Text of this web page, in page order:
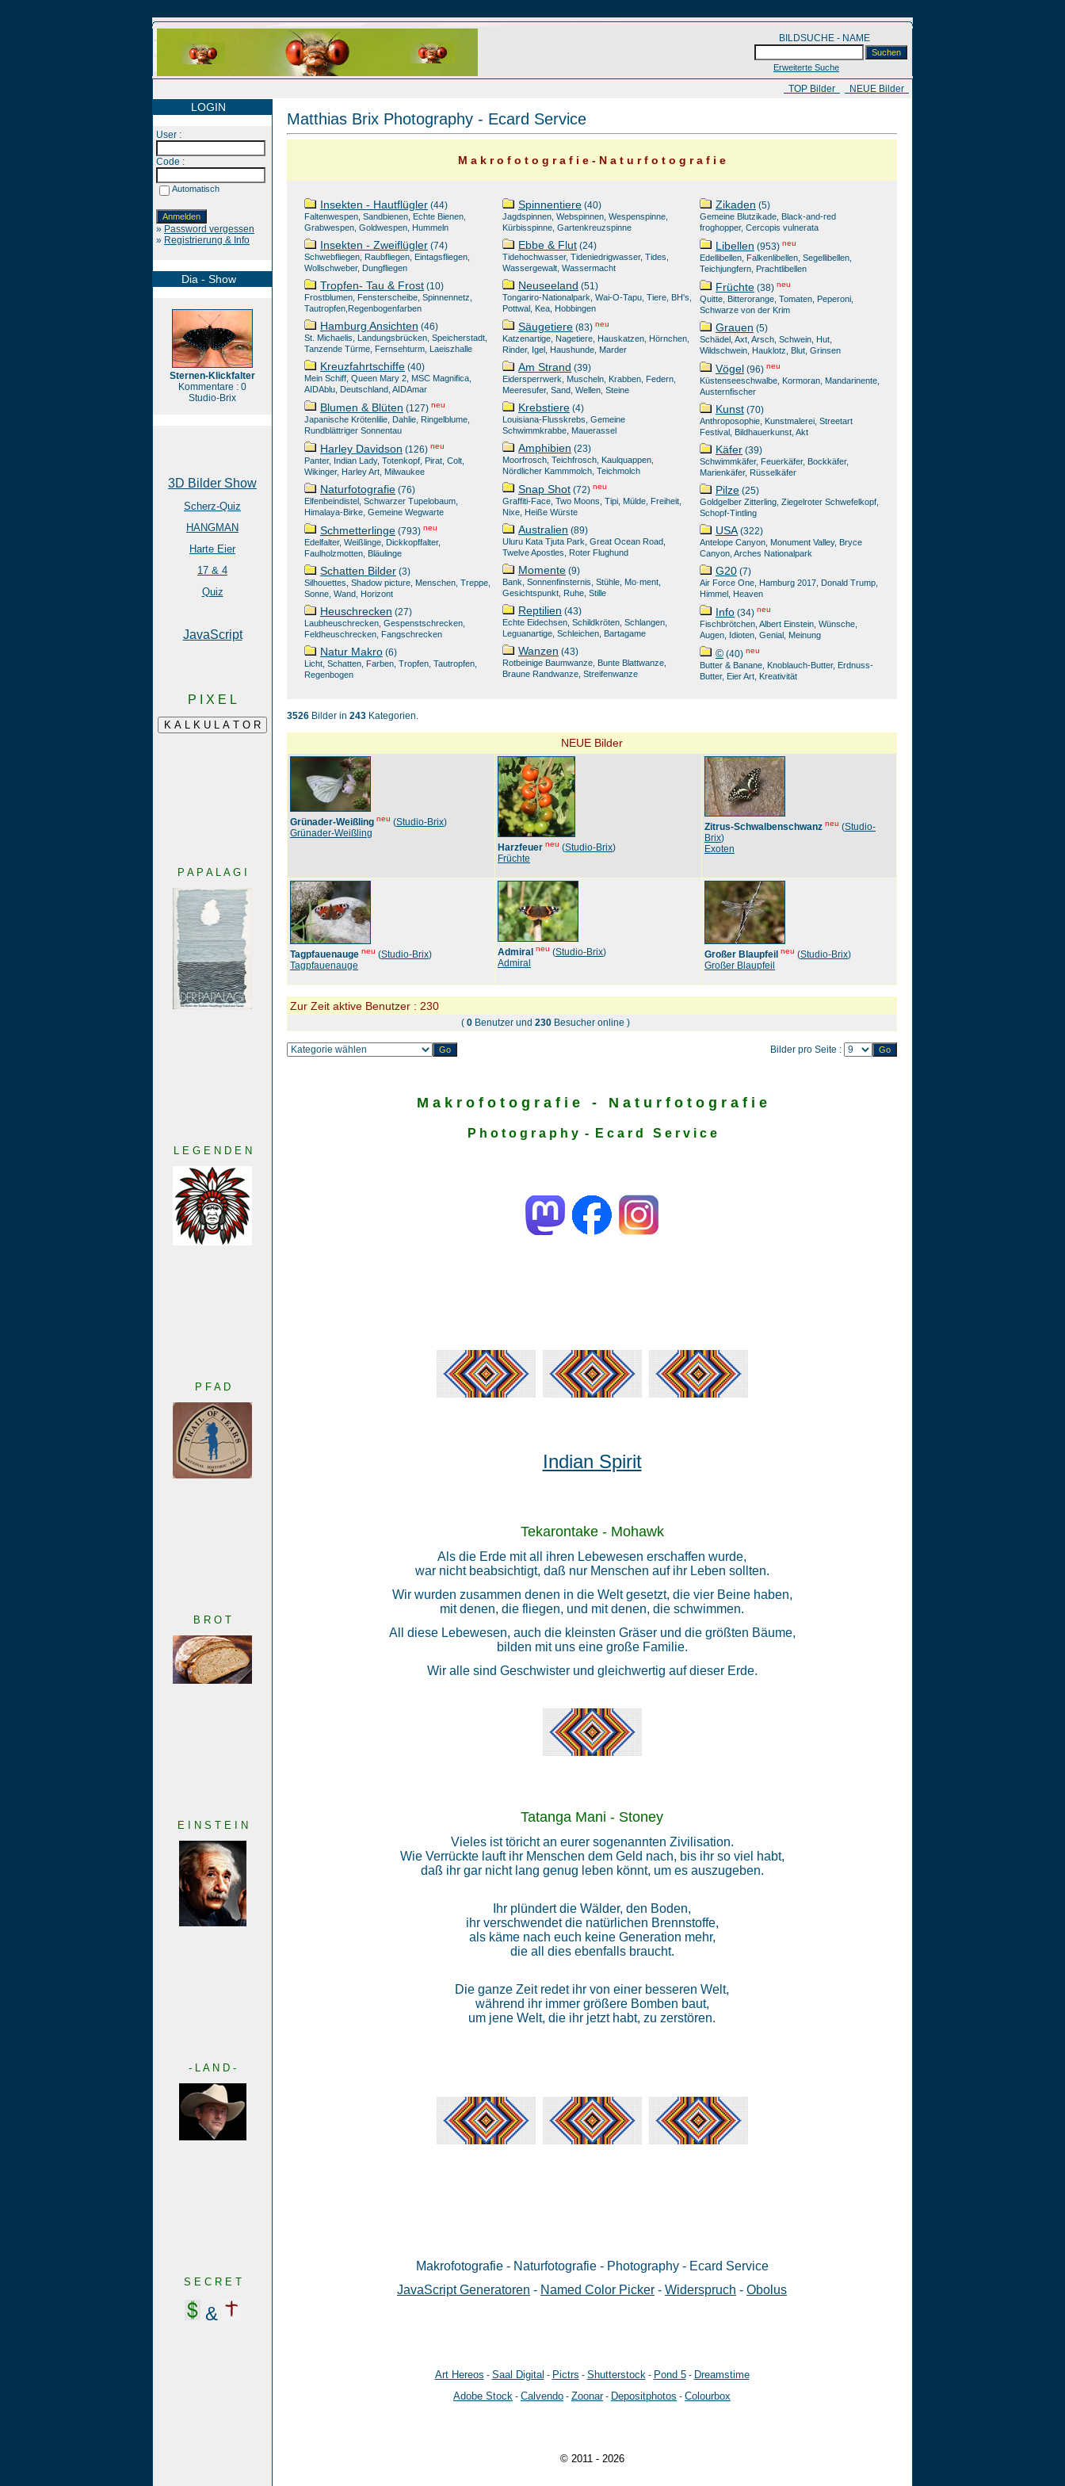
BILDSUCHE - NAME
Erweiterte Suche
​ TOP Bilder NEUE Bilder
LOGIN
User :
Code :
Automatisch
» Password vergessen
» Registrierung & Info
Dia - Show
Sternen-Klickfalter
Kommentare : 0
Studio-Brix
3D Bilder Show
Scherz-Quiz
HANGMAN
Harte Eier
17 & 4
Quiz
JavaScript
P I X E L
P A P A L A G I
L E G E N D E N
P F A D
B R O T
E I N S T E I N
- L A N D -
S E C R E T
&
Matthias Brix Photography - Ecard Service
M a k r o f o t o g r a f i e - N a t u r f o t o g r a f i e
Insekten - Hautflügler (44)
Faltenwespen, Sandbienen, Echte Bienen,
Grabwespen, Goldwespen, Hummeln
Insekten - Zweiflügler (74)
Schwebfliegen, Raubfliegen, Eintagsfliegen,
Wollschweber, Dungfliegen
Tropfen- Tau & Frost (10)
Frostblumen, Fensterscheibe, Spinnennetz,
Tautropfen,Regenbogenfarben
Hamburg Ansichten (46)
St. Michaelis, Landungsbrücken, Speicherstadt,
Tanzende Türme, Fernsehturm, Laeiszhalle
Kreuzfahrtschiffe (40)
Mein Schiff, Queen Mary 2, MSC Magnifica,
AIDAblu, Deutschland, AIDAmar
Blumen & Blüten (127) neu
Japanische Krötenlilie, Dahlie, Ringelblume,
Rundblättriger Sonnentau
Harley Davidson (126) neu
Panter, Indian Lady, Totenkopf, Pirat, Colt,
Wikinger, Harley Art, Milwaukee
Naturfotografie (76)
Elfenbeindistel, Schwarzer Tupelobaum,
Himalaya-Birke, Gemeine Wegwarte
Schmetterlinge (793) neu
Edelfalter, Weißlinge, Dickkopffalter,
Faulholzmotten, Bläulinge
Schatten Bilder (3)
Silhouettes, Shadow picture, Menschen, Treppe,
Sonne, Wand, Horizont
Heuschrecken (27)
Laubheuschrecken, Gespenstschrecken,
Feldheuschrecken, Fangschrecken
Natur Makro (6)
Licht, Schatten, Farben, Tropfen, Tautropfen,
Regenbogen
Spinnentiere (40)
Jagdspinnen, Webspinnen, Wespenspinne,
Kürbisspinne, Gartenkreuzspinne
Ebbe & Flut (24)
Tidehochwasser, Tideniedrigwasser, Tides,
Wassergewalt, Wassermacht
Neuseeland (51)
Tongariro-Nationalpark, Wai-O-Tapu, Tiere, BH's,
Pottwal, Kea, Hobbingen
Säugetiere (83) neu
Katzenartige, Nagetiere, Hauskatzen, Hörnchen,
Rinder, Igel, Haushunde, Marder
Am Strand (39)
Eidersperrwerk, Muscheln, Krabben, Federn,
Meeresufer, Sand, Wellen, Steine
Krebstiere (4)
Louisiana-Flusskrebs, Gemeine
Schwimmkrabbe, Mauerassel
Amphibien (23)
Moorfrosch, Teichfrosch, Kaulquappen,
Nördlicher Kammmolch, Teichmolch
Snap Shot (72) neu
Graffiti-Face, Two Moons, Tipi, Mülde, Freiheit,
Nixe, Heiße Würste
Australien (89)
Uluru Kata Tjuta Park, Great Ocean Road,
Twelve Apostles, Roter Flughund
Momente (9)
Bank, Sonnenfinsternis, Stühle, Mo·ment,
Gesichtspunkt, Ruhe, Stille
Reptilien (43)
Echte Eidechsen, Schildkröten, Schlangen,
Leguanartige, Schleichen, Bartagame
Wanzen (43)
Rotbeinige Baumwanze, Bunte Blattwanze,
Braune Randwanze, Streifenwanze
Zikaden (5)
Gemeine Blutzikade, Black-and-red
froghopper, Cercopis vulnerata
Libellen (953) neu
Edellibellen, Falkenlibellen, Segellibellen,
Teichjungfern, Prachtlibellen
Früchte (38) neu
Quitte, Bitterorange, Tomaten, Peperoni,
Schwarze von der Krim
Grauen (5)
Schädel, Axt, Arsch, Schwein, Hut,
Wildschwein, Hauklotz, Blut, Grinsen
Vögel (96) neu
Küstenseeschwalbe, Kormoran, Mandarinente,
Austernfischer
Kunst (70)
Anthroposophie, Kunstmalerei, Streetart
Festival, Bildhauerkunst, Akt
Käfer (39)
Schwimmkäfer, Feuerkäfer, Bockkäfer,
Marienkäfer, Rüsselkäfer
Pilze (25)
Goldgelber Zitterling, Ziegelroter Schwefelkopf,
Schopf-Tintling
USA(322)
Antelope Canyon, Monument Valley, Bryce
Canyon, Arches Nationalpark
G20 (7)
Air Force One, Hamburg 2017, Donald Trump,
Himmel, Heaven
Info (34) neu
Fischbrötchen, Albert Einstein, Wünsche,
Augen, Idioten, Genial, Meinung
© (40) neu
Butter & Banane, Knoblauch-Butter, Erdnuss-
Butter, Eier Art, Kreativität
3526 Bilder in 243 Kategorien.
NEUE Bilder
Grünader-Weißling neu (Studio-Brix)
Grünader-Weißling
Harzfeuer neu (Studio-Brix)
Früchte
Zitrus-Schwalbenschwanz neu (Studio-
Brix)
Exoten
Tagpfauenauge neu (Studio-Brix)
Tagpfauenauge
Admiral neu (Studio-Brix)
Admiral
Großer Blaupfeil neu (Studio-Brix)
Großer Blaupfeil
Zur Zeit aktive Benutzer : 230
( 0 Benutzer und 230 Besucher online )
Bilder pro Seite :
M a k r o f o t o g r a f i e - N a t u r f o t o g r a f i e
P h o t o g r a p h y - E c a r d S e r v i c e
Indian Spirit
Tekarontake - Mohawk
Als die Erde mit all ihren Lebewesen erschaffen wurde,
war nicht beabsichtigt, daß nur Menschen auf ihr Leben sollten.
Wir wurden zusammen denen in die Welt gesetzt, die vier Beine haben,
mit denen, die fliegen, und mit denen, die schwimmen.
All diese Lebewesen, auch die kleinsten Gräser und die größten Bäume,
bilden mit uns eine große Familie.
Wir alle sind Geschwister und gleichwertig auf dieser Erde.
Tatanga Mani - Stoney
Vieles ist töricht an eurer sogenannten Zivilisation.
Wie Verrückte lauft ihr Menschen dem Geld nach, bis ihr so viel habt,
daß ihr gar nicht lang genug leben könnt, um es auszugeben.
Ihr plündert die Wälder, den Boden,
ihr verschwendet die natürlichen Brennstoffe,
als käme nach euch keine Generation mehr,
die all dies ebenfalls braucht.
Die ganze Zeit redet ihr von einer besseren Welt,
während ihr immer größere Bomben baut,
um jene Welt, die ihr jetzt habt, zu zerstören.
Makrofotografie - Naturfotografie - Photography - Ecard Service
JavaScript Generatoren - Named Color Picker - Widerspruch - Obolus
Art Hereos - Saal Digital - Pictrs - Shutterstock- Pond 5- Dreamstime
Adobe Stock - Calvendo - Zoonar- Depositphotos - Colourbox
© 2011 - 2026